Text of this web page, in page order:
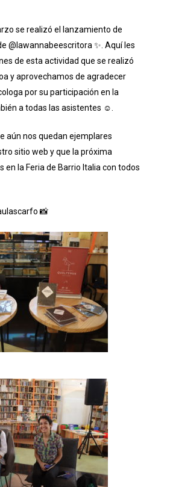
se realizó el lanzamiento de
@lawannabeescritora ✨. Aquí les
de esta actividad que se realizó
y aprovechamos de agradecer
por su participación en la
a todas las asistentes ☺️.
aún nos quedan ejemplares
sitio web y que la próxima
en la Feria de Barrio Italia con todos
📸